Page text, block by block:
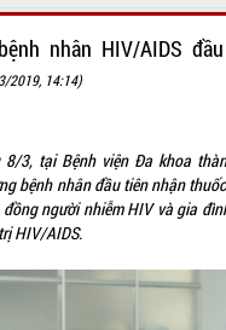
nhân HIV/AIDS
2019, 14:14)
8/3, tại Bệnh viện Đa khoa
bệnh nhân đầu tiên nhận
người nhiễm HIV và gia
HIV/AIDS.